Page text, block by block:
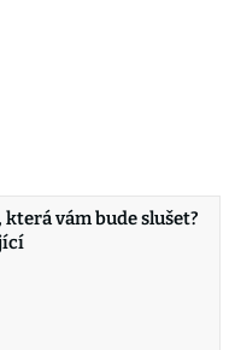
vám bude slušet?